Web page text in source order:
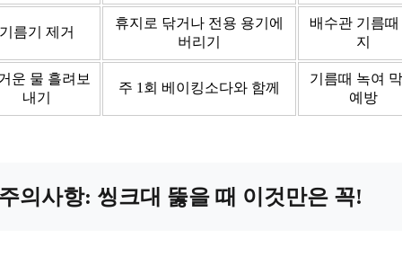
기름기 제거
휴지로 닦거나 전용 용기에
버리기
배수관 기름때
지
운 물 흘려보
내기
주 1회 베이킹소다와 함께
기름때 녹여
예방
의사항: 씽크대 뚫을 때 이것만은 꼭!